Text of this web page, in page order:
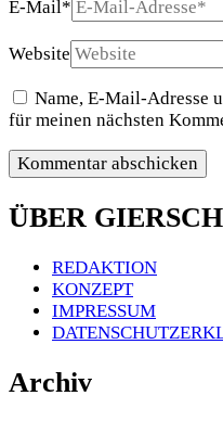
E-Mail*
Website
Name, E-Mail-Adresse
für meinen nächsten
ÜBER GIERSCH
REDAKTION
KONZEPT
IMPRESSUM
Archiv